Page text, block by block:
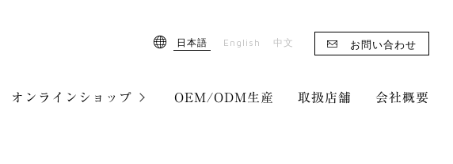
English
日本語 中文
オンラインショップ OEM/ODM生産 取扱店舗 会社概要
お問い合わせ